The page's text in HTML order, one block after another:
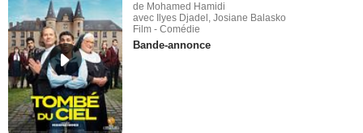
de Mohamed Hamidi
avec Ilyes Djadel, Josiane Balasko
Film - Comédie
Bande-annonce